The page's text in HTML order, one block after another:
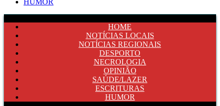
HUMOR
HOME
NOTÍCIAS LOCAIS
NOTÍCIAS REGIONAIS
DESPORTO
NECROLOGIA
OPINIÃO
SAÚDE/LAZER
ESCRITURAS
HUMOR